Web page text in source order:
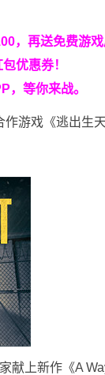
，再送免费游
优惠券！
，等你来战。
游戏《逃出生天
献上新作《A